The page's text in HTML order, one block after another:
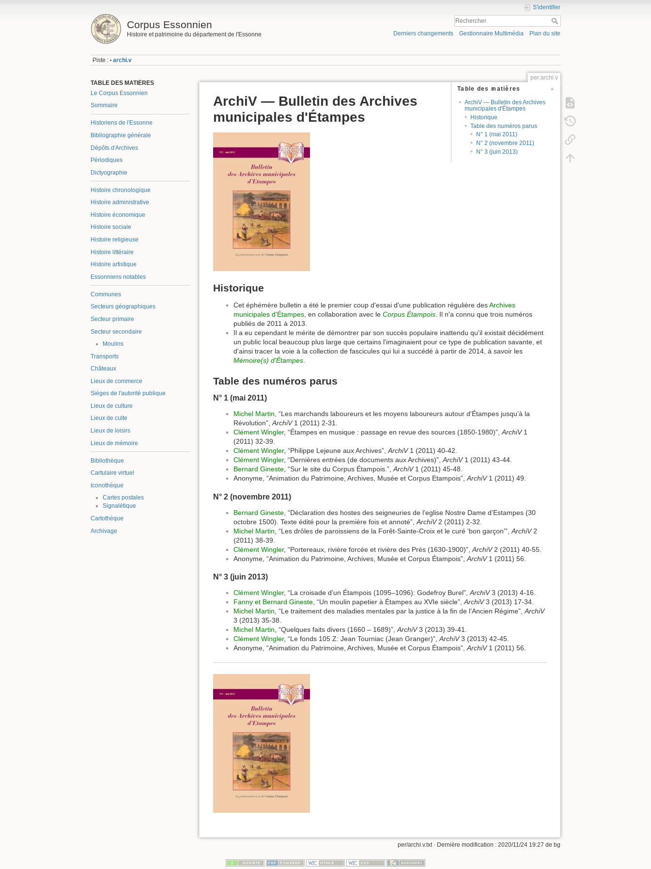
Corpus Essonnien
Histoire et patrimoine du département de l'Essonne
S'identifier
Derniers changements Gestionnaire Multimédia Plan du site
Piste : • archi.v
TABLE DES MATIÈRES
Le Corpus Essonnien
Sommaire
Historiens de l'Essonne
Bibliographie générale
Dépôts d'Archives
Périodiques
Dictyographie
Histoire chronologique
Histoire administrative
Histoire économique
Histoire sociale
Histoire religieuse
Histoire littéraire
Histoire artistique
Essonniens notables
Communes
Secteurs géographiques
Secteur primaire
Secteur secondaire
Moulins
Transports
Châteaux
Lieux de commerce
Sièges de l'autorité publique
Lieux de culture
Lieux de culte
Lieux de loisirs
Lieux de mémoire
Bibliothèque
Cartulaire virtuel
Iconothèque
Cartes postales
Signalétique
Cartothèque
Archivage
per:archi.v
Table des matières
ArchiV — Bulletin des Archives
municipales d'Étampes
Historique
Table des numéros parus
N° 1 (mai 2011)
N° 2 (novembre 2011)
N° 3 (juin 2013)
ArchiV — Bulletin des Archives
municipales d'Étampes
Historique
Cet éphémère bulletin a été le premier coup d'essai d'une publication régulière desArchives
municipales d'Étampes, en collaboration avec le Corpus Étampois. Il n'a connu que trois numéros
publiés de 2011 à 2013.
Il a eu cependant le mérite de démontrer par son succès populaire inattendu qu'il existait décidément
un public local beaucoup plus large que certains l'imaginaient pour ce type de publication savante, et
d'ainsi tracer la voie à la collection de fascicules qui lui a succédé à partir de 2014, à savoir les
Mémoire(s) d'Étampes.
Table des numéros parus
N° 1 (mai 2011)
Michel Martin , “Les marchands laboureurs et les moyens laboureurs autour d'Étampes jusqu’à la
Révolution”, ArchiV1 (2011) 2-31.
Clément Wingler, “Étampes en musique : passage en revue des sources (1850-1980)”, ArchiV1
(2011) 32-39.
Clément Wingler, “Philippe Lejeune aux Archives”, ArchiV1 (2011) 40-42.
Clément Wingler, “Dernières entrées (de documents aux Archives)”, ArchiV1 (2011) 43-44.
Bernard Gineste , “Sur le site du Corpus Étampois.”, ArchiV1 (2011) 45-48.
Anonyme, “Animation du Patrimoine, Archives, Musée et Corpus Etampois”, ArchiV1 (2011) 49.
N° 2 (novembre 2011)
Bernard Gineste , “Déclaration des hostes des seigneuries de l’eglise Nostre Dame d’Estampes (30
octobre 1500). Texte édité pour la première fois et annoté”, ArchiV2 (2011) 2-32.
Michel Martin , “Les drôles de paroissiens de la Forêt-Sainte-Croix et le curé 'bon garçon'”, ArchiV2
(2011) 38-39.
Clément Wingler, “Portereaux, rivière forcée et rivière des Prés (1630-1900)”, ArchiV2 (2011) 40-55.
Anonyme, “Animation du Patrimoine, Archives, Musée et Corpus Étampois”, ArchiV1 (2011) 56.
N° 3 (juin 2013)
Clément Wingler, “La croisade d’un Étampois (1095–1096): Godefroy Burel”, ArchiV3 (2013) 4-16.
Fanny et Bernard Gineste , “Un moulin papetier à Étampes au XVIe siècle”, ArchiV3 (2013) 17-34.
Michel Martin , “Le traitement des maladies mentales par la justice à la fin de l’Ancien Régime”, ArchiV
3 (2013) 35-38.
Michel Martin , “Quelques faits divers (1660 – 1689)”, ArchiV3 (2013) 39-41.
Clément Wingler, “Le fonds 105 Z: Jean Tourniac (Jean Granger)”, ArchiV3 (2013) 42-45.
Anonyme, “Animation du Patrimoine, Archives, Musée et Corpus Étampois”, ArchiV1 (2011) 56.
per/archi.v.txt· Dernière modification : 2020/11/24 19:27 de bg